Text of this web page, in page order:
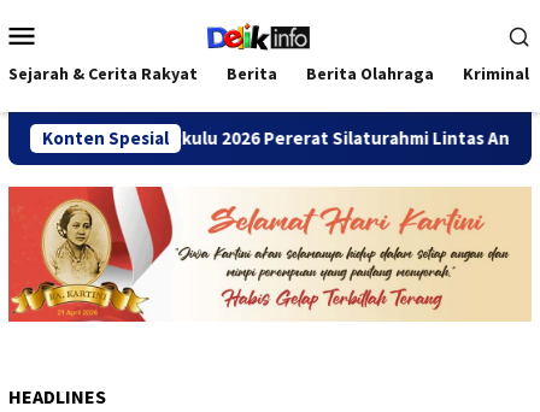
ke
kontenMobile
Sejarah & Cerita Rakyat Berita Berita Olahraga Kriminal
Konten Spesial
SMANDA Bengkulu 2026 Pererat Silaturahmi Lintas Angkatan
HEADLINES